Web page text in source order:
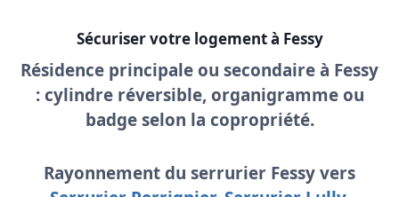
Sécuriser votre logement à Fessy
Résidence principale ou secondaire à Fessy
: cylindre réversible, organigramme ou
badge selon la copropriété.
Rayonnement du serrurier Fessy vers